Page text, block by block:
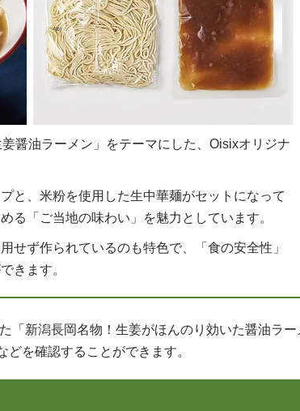
醤油ラーメン」をテーマにした、Oisixオリジナ
と、米粉を使用した生中華麺がセットになって
る「ご当地の味わい」を魅力としています。
せず作られているのも特色で、「食の安全性」
きます。
「新潟長岡名物！生姜がほんのり効いた醤油ラー
を確認することができます。